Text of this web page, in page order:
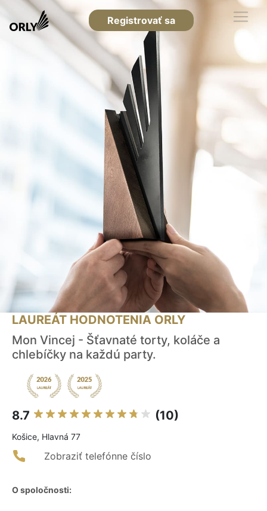
Registrovať sa
LAUREÁT HODNOTENIA ORLY
Mon Vincej - Šťavnaté torty, koláče a
chlebíčky na každú party.
8.7 (10)
Košice, Hlavná 77
Zobraziť telefónne číslo
O spoločnosti: